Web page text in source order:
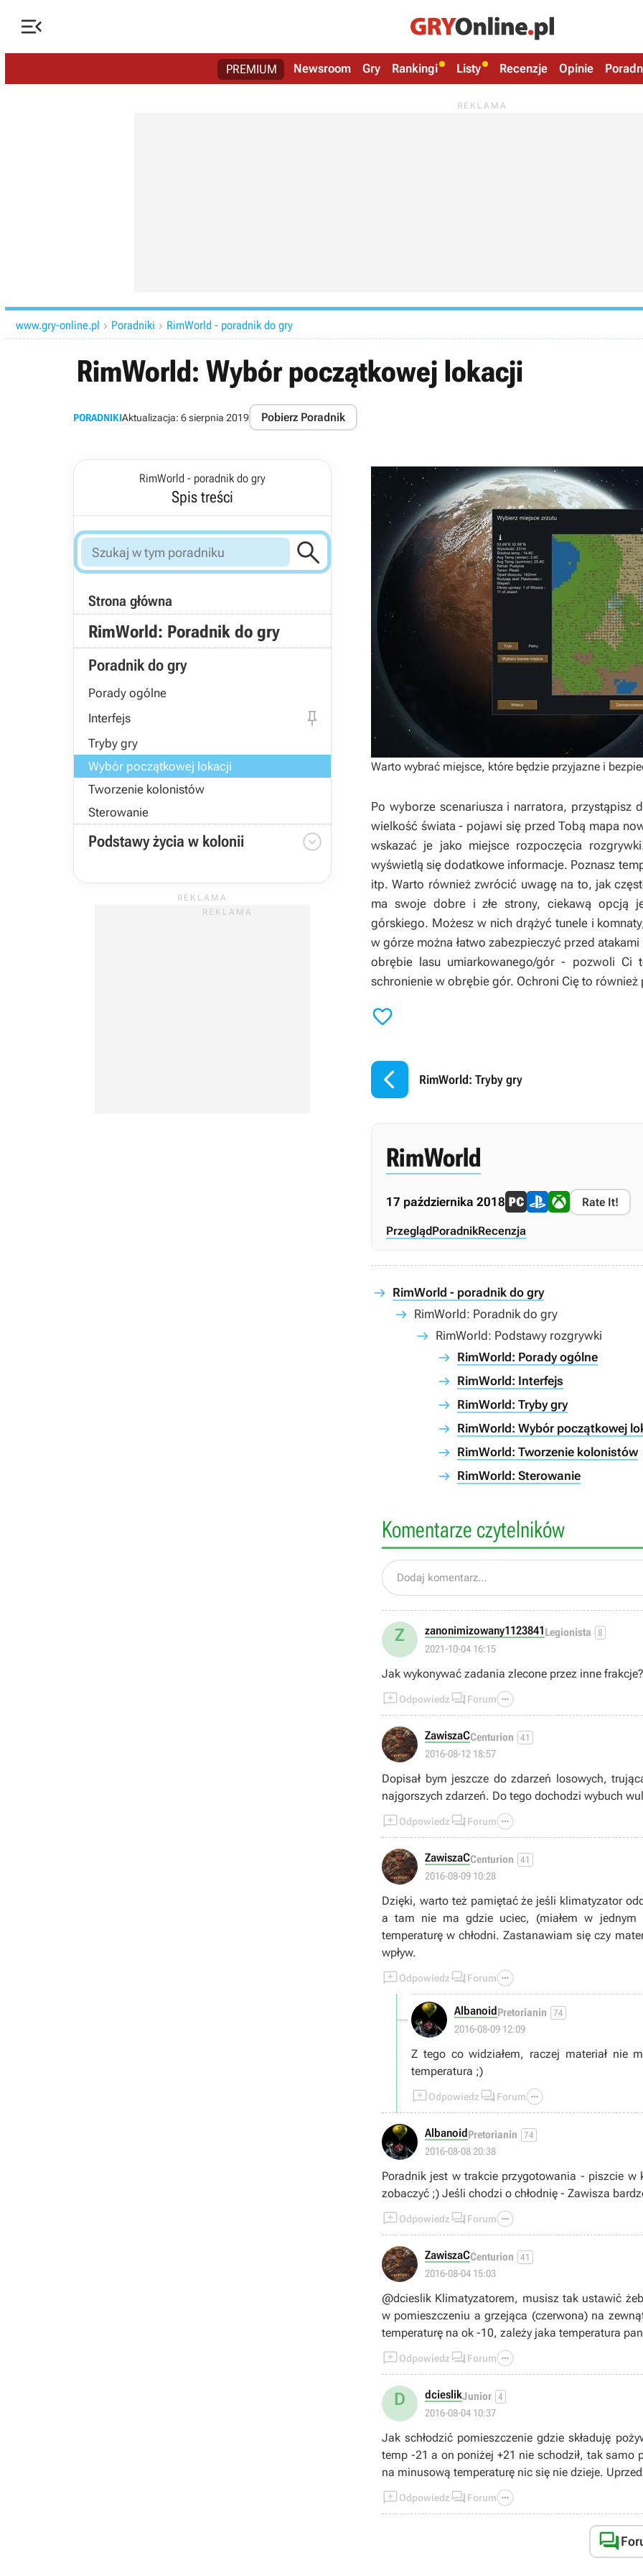

PREMIUM Newsroom Gry Rankingi Listy Recenzje Opinie
www.gry-online.pl  Poradniki  RimWorld - poradnik do gry
RimWorld: Wybór początkowej lokacji
PORADNIKIAktualizacja: 6 sierpnia 2019 Pobierz Poradnik
RimWorld - poradnik do gry
Spis treści

Strona główna
RimWorld: Poradnik do gry
Poradnik do gry
Porady ogólne
Interfejs

Tryby gry
Wybór początkowej lokacji
Tworzenie kolonistów
Sterowanie
Podstawy życia w kolonii 
Warto wybrać miejsce, które będzie przyjazne i
Po wyborze scenariusza i narratora, przystąpisz
wielkość świata - pojawi się przed Tobą mapa
wskazać je jako miejsce rozpoczęcia
wyświetlą się dodatkowe informacje. Poznasz
itp. Warto również zwrócić uwagę na to, jak
ma swoje dobre i złe strony, ciekawą opcją
górskiego. Możesz w nich drążyć tunele i
w górze można łatwo zabezpieczyć przed
obrębie lasu umiarkowanego/gór - pozwoli
schronienie w obrębie gór. Ochroni Cię to

 RimWorld: Tryby gry
RimWorld
17 października 2018 Rate It!
PrzeglądPoradnikRecenzja
RimWorld - poradnik do gry
RimWorld: Poradnik do gry
RimWorld: Podstawy rozgrywki
RimWorld: Porady ogólne
RimWorld: Interfejs
RimWorld: Tryby gry
RimWorld: Wybór początkowej
RimWorld: Tworzenie kolonistów
RimWorld: Sterowanie
Komentarze czytelników
Dodaj komentarz...
Z zanonimizowany1123841Legionista 8
2021-10-04 16:15
Jak wykonywać zadania zlecone przez inne frakcje?
Odpowiedz  Forum 
ZawiszaCCenturion 41
2016-08-12 18:57
Dopisał bym jeszcze do zdarzeń losowych,
najgorszych zdarzeń. Do tego dochodzi wybuch
Odpowiedz  Forum 
ZawiszaCCenturion 41
2016-08-09 10:28
Dzięki, warto też pamiętać że jeśli klimatyzator
a tam nie ma gdzie uciec, (miałem w jednym pomieszczeniu z 120 C) zaczyna podnosić
temperaturę w chłodni. Zastanawiam się czy
wpływ.
Odpowiedz  Forum 
AlbanoidPretorianin 74
2016-08-09 12:09
Z tego co widziałem, raczej materiał nie
temperatura ;)
Odpowiedz  Forum 
AlbanoidPretorianin 74
2016-08-08 20:38
Poradnik jest w trakcie przygotowania - piszcie
zobaczyć ;) Jeśli chodzi o chłodnię - Zawisza
Odpowiedz  Forum 
ZawiszaCCenturion 41
2016-08-04 15:03
@dcieslik Klimatyzatorem, musisz tak ustawić
w pomieszczeniu a grzejąca (czerwona) na
temperaturę na ok -10, zależy jaka temperatura
Odpowiedz  Forum 
D dcieslikJunior 4
2016-08-04 10:37
Jak schłodzić pomieszczenie gdzie składuję
temp -21 a on poniżej +21 nie schodził, tak
na minusową temperaturę nic się nie dzieje.
Odpowiedz  Forum 
